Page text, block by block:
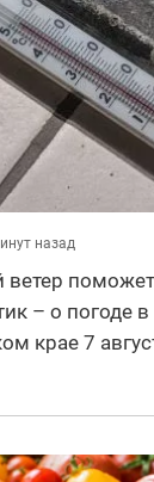
назад
ветер
– о погоде в
крае 7